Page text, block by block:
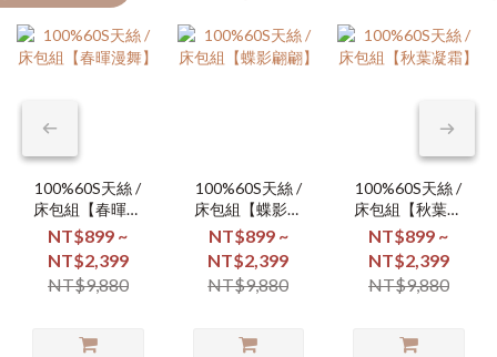
100%60S天絲 /
床包組【春暉漫
舞】
NT$899 ~
NT$2,399
NT$9,880
100%60S天絲 /
床包組【蝶影翩
翩】
NT$899 ~
NT$2,399
NT$9,880
100%60S天絲 /
床包組【秋葉凝
霜】
NT$899 ~
NT$2,399
NT$9,880